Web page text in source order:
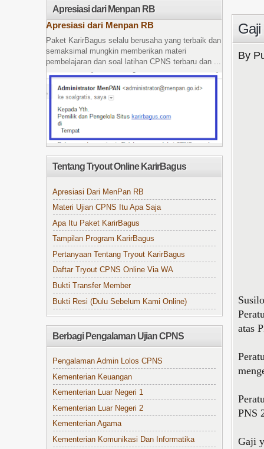
By
atas
PNS
Gaji
Apresiasi dari Menpan RB
Apresiasi dari Menpan RB
Paket KarirBagus selalu berusaha yang terbaik dan
semaksimal mungkin memberikan materi
pembelajaran dan soal latihan CPNS terbaru dan ...
Tentang Tryout Online KarirBagus
Apresiasi Dari MenPan RB
Materi Ujian CPNS Itu Apa Saja
Apa Itu Paket KarirBagus
Tampilan Program KarirBagus
Pertanyaan Tentang Tryout KarirBagus
Daftar Tryout CPNS Online Via WA
Bukti Transfer Member
Bukti Resi (Dulu Sebelum Kami Online)
Berbagi Pengalaman Ujian CPNS
Pengalaman Admin Lolos CPNS
Kementerian Keuangan
Kementerian Luar Negeri 1
Kementerian Luar Negeri 2
Kementerian Agama
Kementerian Komunikasi Dan Informatika